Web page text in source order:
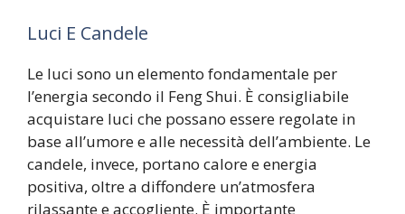
Luci E Candele
Le luci sono un elemento fondamentale per
l’energia secondo il Feng Shui. È consigliabile
acquistare luci che possano essere regolate in
base all’umore e alle necessità dell’ambiente. Le
candele, invece, portano calore e energia
positiva, oltre a diffondere un’atmosfera
rilassante e accogliente. È importante